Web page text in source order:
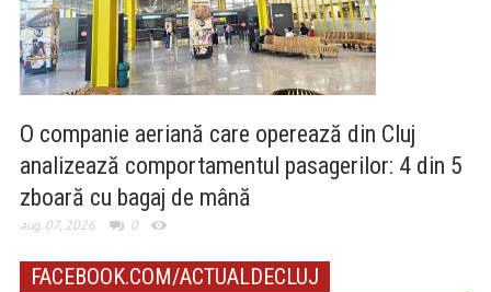
O companie aeriană care operează din Cluj
analizează comportamentul pasagerilor: 4 din 5
zboară cu bagaj de mână
aug. 07, 2026 0
FACEBOOK.COM/ACTUALDECLUJ